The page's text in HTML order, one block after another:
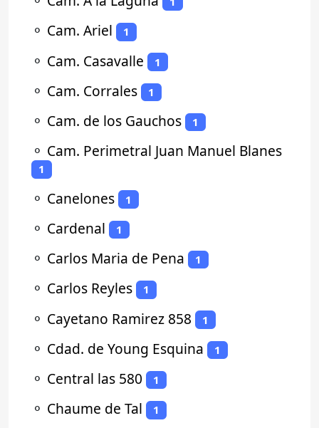
⚬ Cam. Ariel 1
⚬ Cam. Casavalle 1
⚬ Cam. Corrales 1
⚬ Cam. de los Gauchos 1
⚬ Cam. Perimetral Juan Manuel Blanes
1
⚬ Canelones 1
⚬ Cardenal 1
⚬ Carlos Maria de Pena 1
⚬ Carlos Reyles 1
⚬ Cayetano Ramirez 858 1
⚬ Cdad. de Young Esquina 1
⚬ Central las 580 1
⚬ Chaume de Tal 1